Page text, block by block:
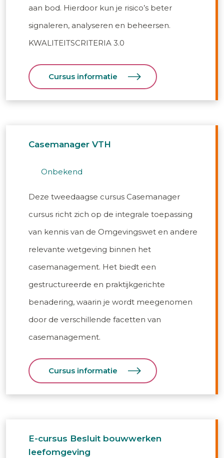
aan bod. Hierdoor kun je risico’s beter
signaleren, analyseren en beheersen.
KWALITEITSCRITERIA 3.0
Cursus informatie
Casemanager VTH
onbekend
Deze tweedaagse cursus Casemanager
cursus richt zich op de integrale toepassing
van kennis van de Omgevingswet en andere
relevante wetgeving binnen het
casemanagement. Het biedt een
gestructureerde en praktijkgerichte
benadering, waarin je wordt meegenomen
door de verschillende facetten van
casemanagement.
Cursus informatie
E-cursus Besluit bouwwerken
leefomgeving